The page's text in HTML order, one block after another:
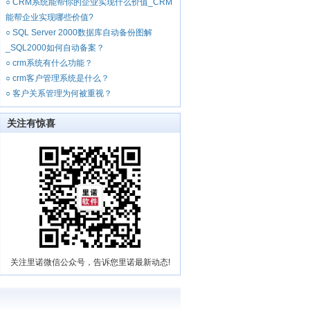
○ CRM系统能帮你的企业实现什么价值_CRM
能帮企业实现哪些价值?
○ SQL Server 2000数据库自动备份图解
_SQL2000如何自动备案？
○ crm系统有什么功能？
○ crm客户管理系统是什么？
○ 客户关系管理为何被重视？
关注有惊喜
关注里诺微信公众号，告诉您里诺最新动态!